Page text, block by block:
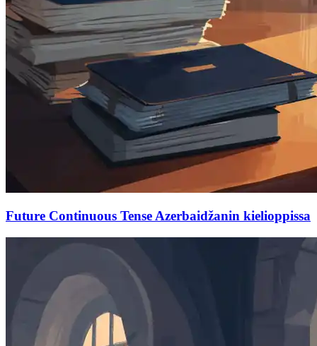
Future Continuous Tense Azerbaidžanin kielioppissa